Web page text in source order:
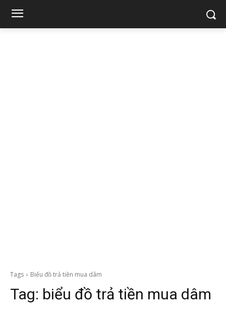
Tags Biểu đồ trả tiền mua dâm
Tag: biểu đồ trả tiền mua dâm